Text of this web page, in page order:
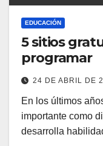
EDUCACIÓN
5 sitios
programar
24 DE ABRIL DE
En los últimos
importante como
desarrolla